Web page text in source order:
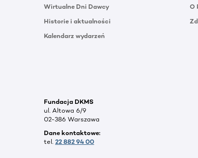
Wirtualne Dni Dawcy
Historie i aktualności
Kalendarz wydarzeń
O
Fundacja DKMS
ul. Altowa 6/9
02-386 Warszawa
Dane kontaktowe:
tel. 22 882 94 00